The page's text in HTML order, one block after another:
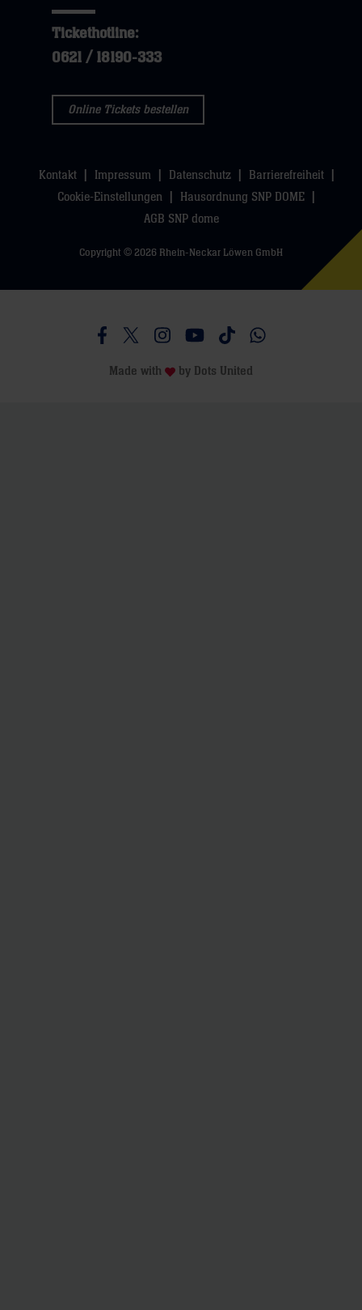
Tickethotline:
0621 / 18190-333
Online Tickets bestellen
Kontakt Impressum Datenschutz
Barrierefreiheit
Cookie-Einstellungen
Hausordnung SNP DOME
AGB SNP dome
Copyright © 2026 Rhein-Neckar Löwen GmbH
Besucht uns auf Facebook
Besucht uns auf Twitter
Besucht uns auf Instagram
Besucht uns auf Youtube
Besucht uns auf
Besucht uns auf
Made with by Dots United